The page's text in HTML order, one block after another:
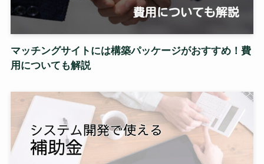
マッチングサイトには構築パッケージがおすすめ！費
用についても解説